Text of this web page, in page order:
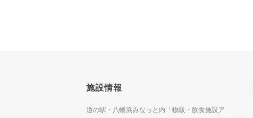
施設情報
道の駅・八幡浜みなっと内「物販・飲食施設ア